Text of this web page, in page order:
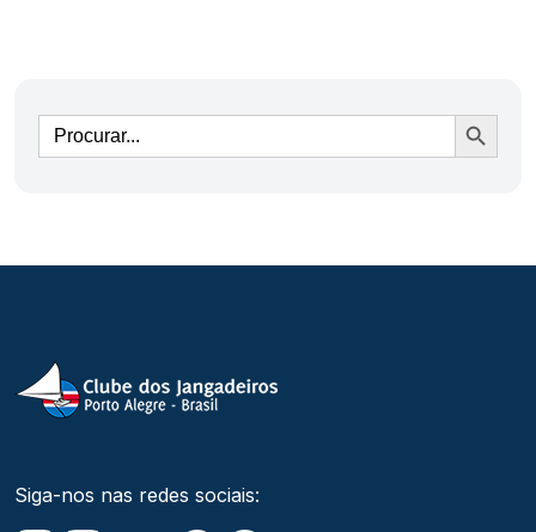
Ir
Siga-nos nas redes sociais: